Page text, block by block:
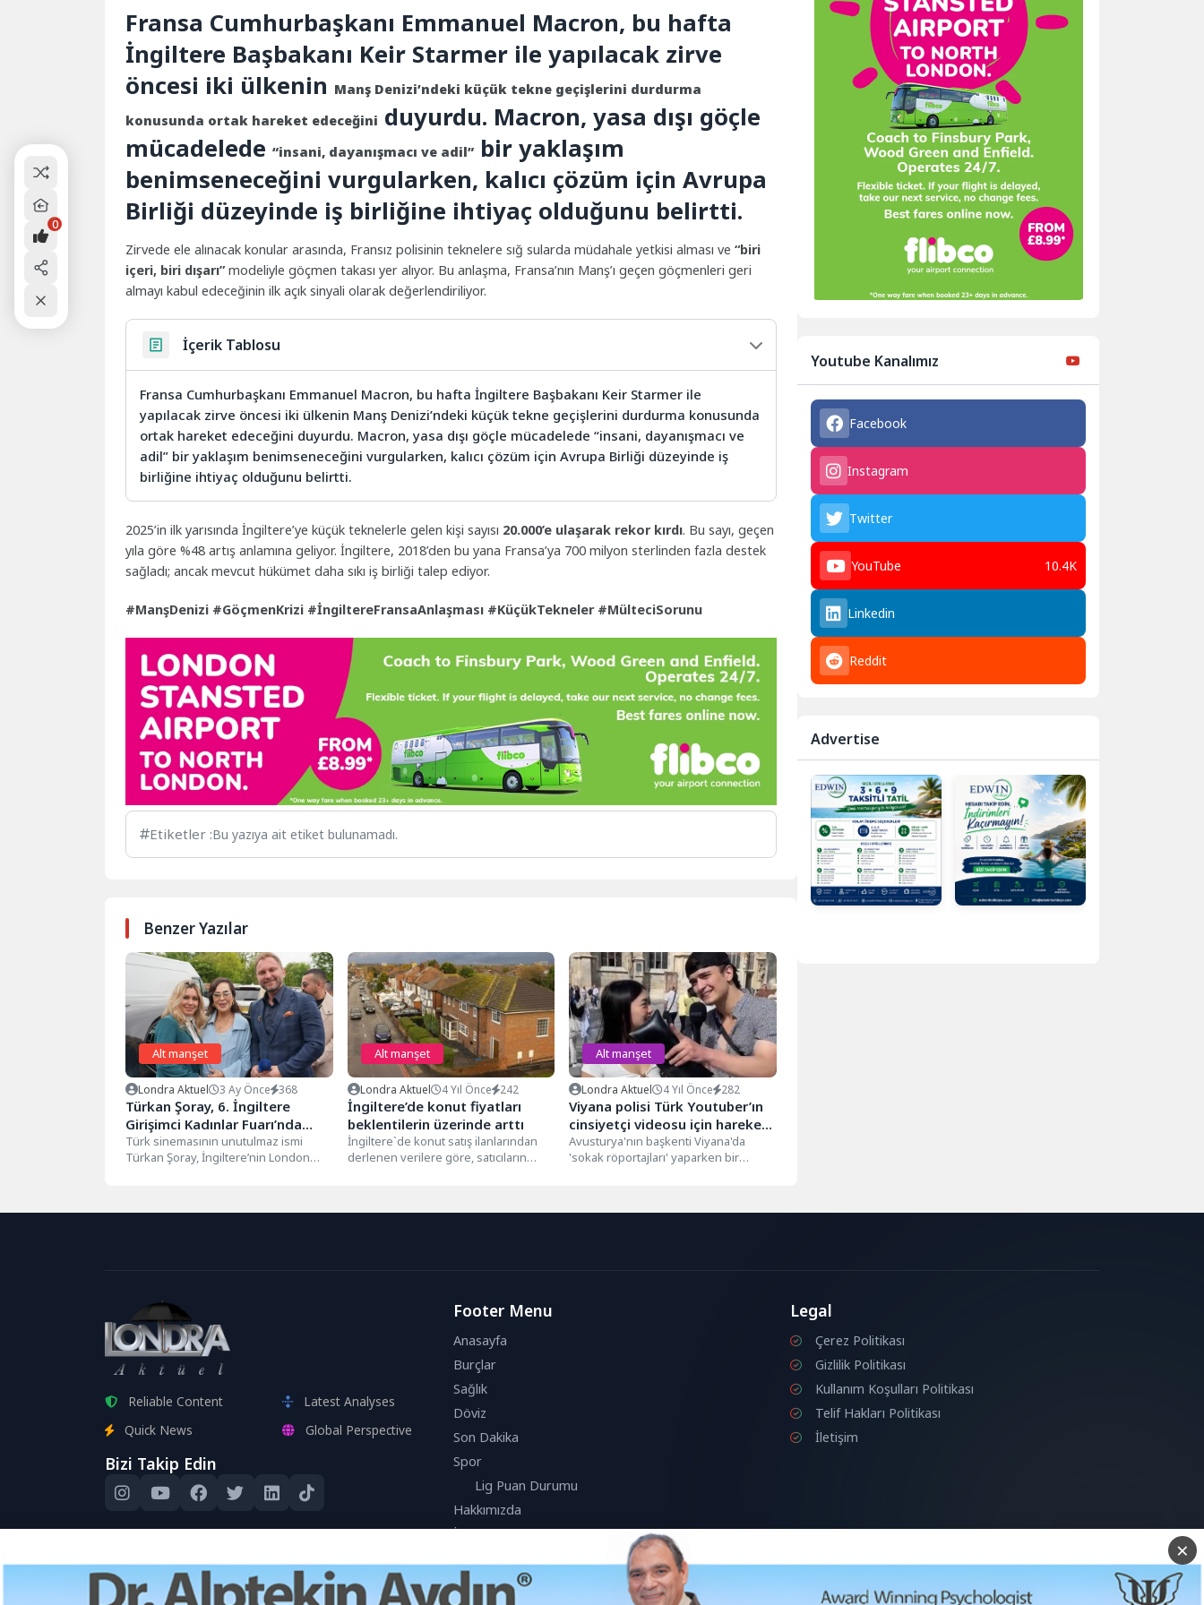
Fransa Cumhurbaşkanı Emmanuel Macron, bu hafta
İngiltere Başbakanı Keir Starmer ile yapılacak zirve
öncesi iki ülkenin Manş Denizi’ndeki küçük tekne geçişlerini durdurma
konusunda ortak hareket edeceğini duyurdu. Macron, yasa dışı göçle
mücadelede“insani, dayanışmacı ve adil” bir yaklaşım
benimseneceğini vurgularken, kalıcı çözüm için Avrupa
Birliği düzeyinde iş birliğine ihtiyaç olduğunu belirtti.
Zirvede ele alınacak konular arasında, Fransız polisinin teknelere sığ sularda müdahale yetkisi alması ve“biri
içeri, biri dışarı” modeliyle göçmen takası yer alıyor. Bu anlaşma, Fransa’nın Manş’ı geçen göçmenleri geri
almayı kabul edeceğinin ilk açık sinyali olarak değerlendiriliyor.
İçerik Tablosu
Fransa Cumhurbaşkanı Emmanuel Macron, bu hafta İngiltere Başbakanı Keir Starmer ile
yapılacak zirve öncesi iki ülkenin Manş Denizi’ndeki küçük tekne geçişlerini durdurma konusunda
ortak hareket edeceğini duyurdu. Macron, yasa dışı göçle mücadelede “insani, dayanışmacı ve
adil” bir yaklaşım benimseneceğini vurgularken, kalıcı çözüm için Avrupa Birliği düzeyinde iş
birliğine ihtiyaç olduğunu belirtti.
2025’in ilk yarısında İngiltere’ye küçük teknelerle gelen kişi sayısı 20.000’e ulaşarak rekor kırdı. Bu sayı, geçen
yıla göre %48 artış anlamına geliyor. İngiltere, 2018’den bu yana Fransa’ya 700 milyon sterlinden fazla destek
sağladı; ancak mevcut hükümet daha sıkı iş birliği talep ediyor.
#ManşDenizi #GöçmenKrizi #İngiltereFransaAnlaşması #KüçükTekneler #MülteciSorunu
Etiketler :Bu yazıya ait etiket bulunamadı.
Benzer Yazılar
Alt manşet
Londra Aktuel 3 Ay Önce 368
Türkan Şoray, 6. İngiltere
Girişimci Kadınlar Fuarı’nda
sevenleriyle buluştu
Türk sinemasının unutulmaz ismi
Türkan Şoray, İngiltere’nin London
Alt manşet
Londra Aktuel 4 Yıl Önce 242
İngiltere’de konut fiyatları
beklentilerin üzerinde arttı
İngiltere`de konut satış ilanlarından
derlenen verilere göre, satıcıların
Alt manşet
Londra Aktuel 4 Yıl Önce 282
Viyana polisi Türk Youtuber’ın
cinsiyetçi videosu için harekete
geçti
Avusturya'nın başkenti Viyana'da
'sokak röportajları' yaparken bir
Youtube Kanalımız
Facebook
Instagram
Twitter
YouTube 10.4K
Linkedin
Reddit
Advertise
Reliable Content
Latest Analyses
Quick News
Global Perspective
Bizi Takip Edin
Footer Menu
Anasayfa
Burçlar
Sağlık
Döviz
Son Dakika
Spor
Lig Puan Durumu
Hakkımızda
İletişim
Legal
Çerez Politikası
Gizlilik Politikası
Kullanım Koşulları Politikası
Telif Hakları Politikası
İletişim
0